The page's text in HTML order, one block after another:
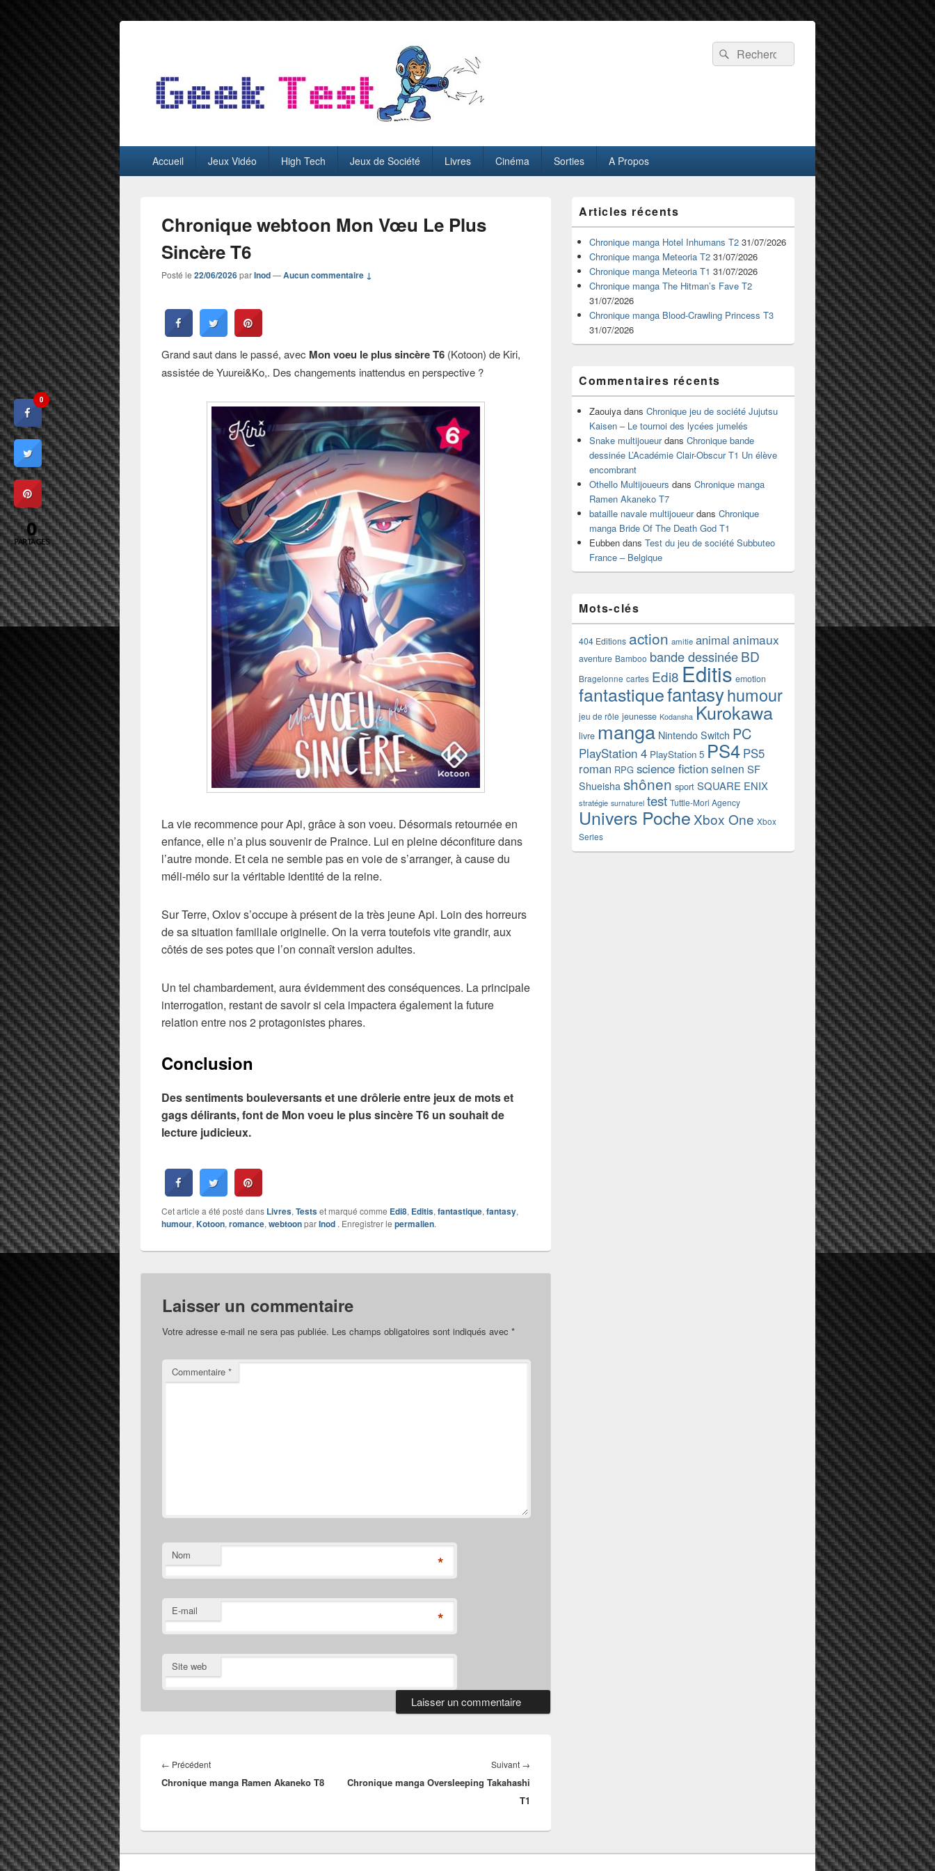
GeekTest
Recherche :
Rechercher
principalAccueil Jeux Vidéo High Tech Jeux de Société Livres Cinéma Sorties A Propos
Chronique webtoon Mon Vœu Le Plus
Sincère T6
Posté le 22/06/2026parInod—Aucun commentaire ↓
Grand saut dans le passé, avec Mon voeu le plus sincère T6 (Kotoon) de Kiri,
assistée de Yuurei&Ko,. Des changements inattendus en perspective ?
La vie recommence pour Api, grâce à son voeu. Désormais retournée en
enfance, elle n’a plus souvenir de Praince. Lui en pleine déconfiture dans
l’autre monde. Et cela ne semble pas en voie de s’arranger, à cause du
méli-mélo sur la véritable identité de la reine.
Sur Terre, Oxlov s’occupe à présent de la très jeune Api. Loin des horreurs
de sa situation familiale originelle. On la verra toutefois vite grandir, aux
côtés de ses potes que l’on connaît version adultes.
Un tel chambardement, aura évidemment des conséquences. La principale
interrogation, restant de savoir si cela impactera également la future
relation entre nos 2 protagonistes phares.
Conclusion
Des sentiments bouleversants et une drôlerie entre jeux de mots et
gags délirants, font de Mon voeu le plus sincère T6 un souhait de
lecture judicieux.
Cet article a été posté dans Livres, Testset marqué comme Edi8, Editis, fantastique, fantasy,
humour, Kotoon, romance, webtoonparInod . Enregistrer le permalien.
Laisser un commentaire
Votre adresse e-mail ne sera pas publiée. Les champs obligatoires sont indiqués avec *
Commentaire *
Nom *
E-mail *
Site web
de
l’article
← PrécédentArticle
précédent :
Chronique manga Ramen Akaneko T8
Suivant →
Chronique manga Oversleeping Takahashi
T1
principale
de
widget
pour
barre
latérale
Articles récents
Chronique manga Hotel Inhumans T2 31/07/2026
Chronique manga Meteoria T2 31/07/2026
Chronique manga Meteoria T1 31/07/2026
Chronique manga The Hitman’s Fave T2
31/07/2026
Chronique manga Blood-Crawling Princess T3
31/07/2026
Commentaires récents
Zaouiya dans Chronique jeu de société Jujutsu
Kaisen – Le tournoi des lycées jumelés
Snake multijoueurdans Chronique bande
dessinée L’Académie Clair-Obscur T1 Un élève
encombrant
Othello Multijoueurs dans Chronique manga
Ramen Akaneko T7
bataille navale multijoueurdans Chronique
manga Bride Of The Death God T1
Eubben dans Test du jeu de société Subbuteo
France – Belgique
Mots-clés
404 Editions action amitie animal animaux
aventure Bamboo bande dessinéeBD
Bragelonne cartes Edi8 Editis emotion
fantastiquefantasyhumour
jeu de rôle jeunesse Kodansha Kurokawa
livre manga Nintendo Switch PC
PlayStation 4 PlayStation 5 PS4 PS5
roman RPG science fictionseinen SF
Shueisha shônen sport SQUARE ENIX
stratégie surnaturel test Tuttle-Mori Agency
Univers Poche Xbox One Xbox
Series
0
0
PARTAGES